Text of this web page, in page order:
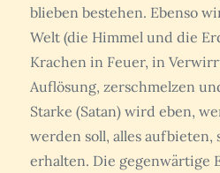
blieben bestehen. Ebenso
Welt (die Himmel und die
Krachen in Feuer, in
Auflösung, zerschmelzen
Starke (Satan) wird eben,
werden soll, alles aufbieten,
erhalten. Die gegenwärtige